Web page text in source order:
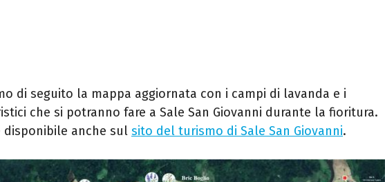
di seguito la mappa aggiornata con i campi di lavanda e i
che si potranno fare a Sale San Giovanni durante la fioritura.
disponibile anche sul sito del turismo di Sale San Giovanni.